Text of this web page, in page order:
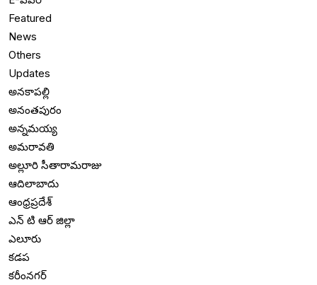
Featured
News
Others
Updates
అనకాపల్లి
అనంతపురం
అన్నమయ్య
అమరావతి
అల్లూరి సీతారామరాజు
ఆదిలాబాదు
ఆంధ్రప్రదేశ్
ఎన్ టి ఆర్ జిల్లా
ఎలూరు
కడప
కరీంనగర్